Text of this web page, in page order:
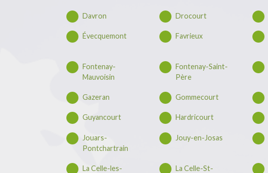
Davron Drocourt
Évecquemont Favrieux
Fontenay-
Mauvoisin
Fontenay-Saint-
Père
Gazeran Gommecourt
Guyancourt Hardricourt
Jouars-
Pontchartrain
Jouy-en-Josas
La Celle-les-
La Celle-St-